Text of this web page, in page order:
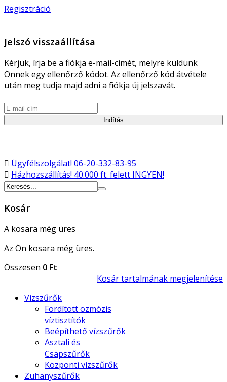
Regisztráció
Jelszó visszaállítása
Kérjük, írja be a fiókja e-mail-címét, melyre küldünk
Önnek egy ellenőrző kódot. Az ellenőrző kód átvétele
után meg tudja majd adni a fiókja új jelszavát.
Indítás
Ügyfélszolgálat! 06-20-332-83-95
Házhozszállítás! 40.000 ft. felett INGYEN!
Kosár
A kosara még üres
Az Ön kosara még üres.
Összesen 0 Ft
Kosár tartalmának megjelenítése
Vízszűrők
Fordított ozmózis
víztisztítók
Beépíthető vízszűrők
Asztali és
Csapszűrők
Központi vízszűrők
Zuhanyszűrők